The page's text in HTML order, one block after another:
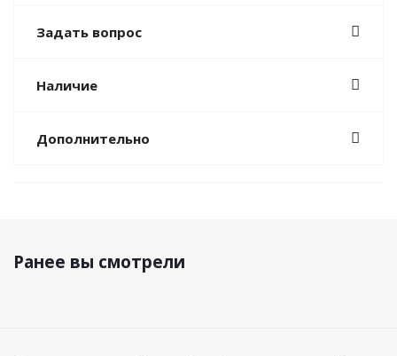
Задать вопрос
Наличие
Дополнительно
Ранее вы смотрели